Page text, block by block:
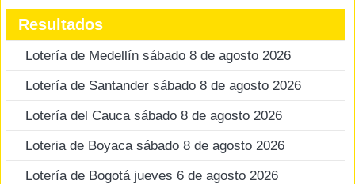
Resultados
Lotería de Medellín sábado 8 de agosto 2026
Lotería de Santander sábado 8 de agosto 2026
Lotería del Cauca sábado 8 de agosto 2026
Loteria de Boyaca sábado 8 de agosto 2026
Lotería de Bogotá jueves 6 de agosto 2026